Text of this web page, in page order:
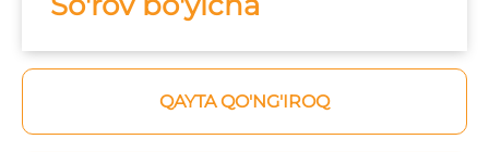
QAYTA QO'NG'IROQ